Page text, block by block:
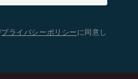
プライバシーポリシー に同意し